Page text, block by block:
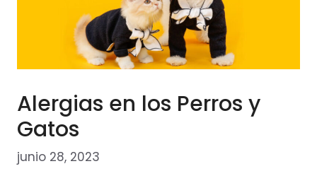
Alergias en los Perros y
Gatos
junio 28, 2023